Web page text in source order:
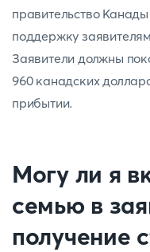
правительство
поддержку
Заявители должны
960 канадских
прибытии.
Могу ли я
семью в
получение